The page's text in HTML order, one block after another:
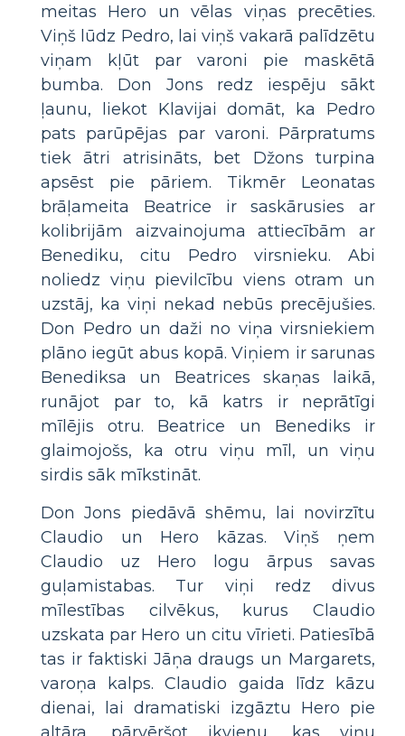
meitas Hero un vēlas viņas precēties.
Viņš lūdz Pedro, lai viņš vakarā palīdzētu
viņam kļūt par varoni pie maskētā
bumba. Don Jons redz iespēju sākt
ļaunu, liekot Klavijai domāt, ka Pedro
pats parūpējas par varoni. Pārpratums
tiek ātri atrisināts, bet Džons turpina
apsēst pie pāriem. Tikmēr Leonatas
brāļameita Beatrice ir saskārusies ar
kolibrijām aizvainojuma attiecībām ar
Benediku, citu Pedro virsnieku. Abi
noliedz viņu pievilcību viens otram un
uzstāj, ka viņi nekad nebūs precējušies.
Don Pedro un daži no viņa virsniekiem
plāno iegūt abus kopā. Viņiem ir sarunas
Benediksa un Beatrices skaņas laikā,
runājot par to, kā katrs ir neprātīgi
mīlējis otru. Beatrice un Benediks ir
glaimojošs, ka otru viņu mīl, un viņu
sirdis sāk mīkstināt.
Don Jons piedāvā shēmu, lai novirzītu
Claudio un Hero kāzas. Viņš ņem
Claudio uz Hero logu ārpus savas
guļamistabas. Tur viņi redz divus
mīlestības cilvēkus, kurus Claudio
uzskata par Hero un citu vīrieti. Patiesībā
tas ir faktiski Jāņa draugs un Margarets,
varoņa kalps. Claudio gaida līdz kāzu
dienai, lai dramatiski izgāztu Hero pie